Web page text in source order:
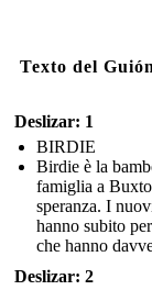
Texto del
Deslizar: 1
BIRDIE
Birdie è la
famiglia a
speranza. I
hanno subito
che hanno
Deslizar: 2